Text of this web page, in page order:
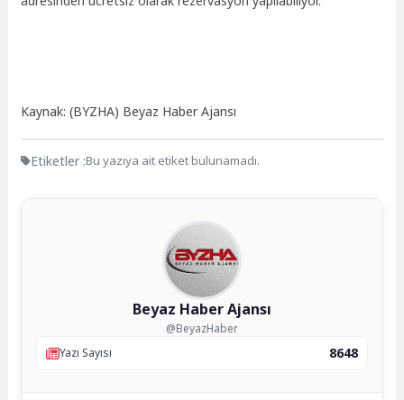
Kaynak: (BYZHA) Beyaz Haber Ajansı
Etiketler :Bu yazıya ait etiket bulunamadı.
Beyaz Haber Ajansı
@BeyazHaber
Yazı Sayısı
8648